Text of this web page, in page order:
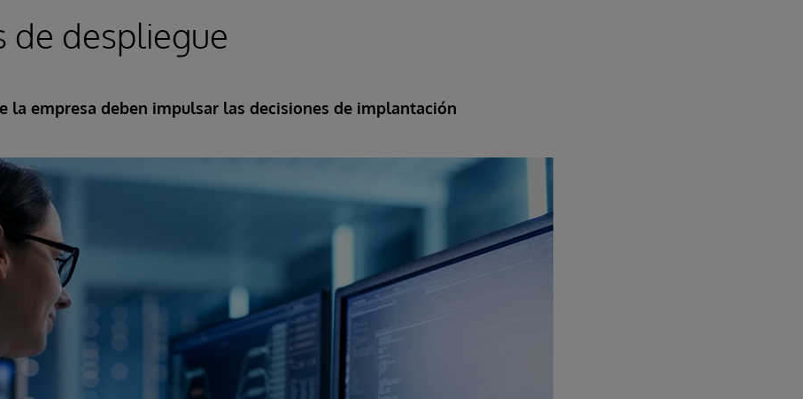
de despliegue
la empresa deben impulsar las decisiones de implantación